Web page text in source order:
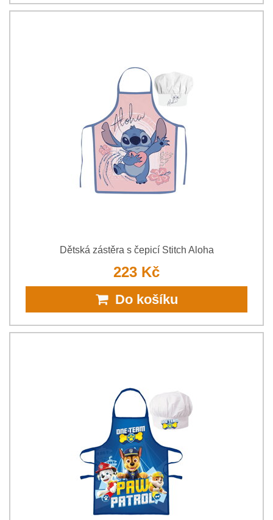
Dětská zástěra s čepicí Stitch Aloha
223 Kč
Do košíku